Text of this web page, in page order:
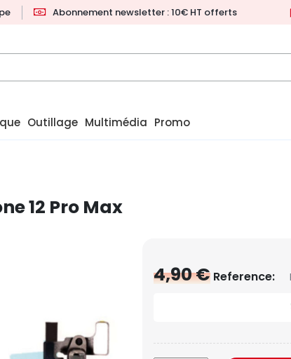
Abonnement newsletter : 10€ HT offerts
Outillage Multimédia Promo
12 Pro Max
4,90 € Reference: